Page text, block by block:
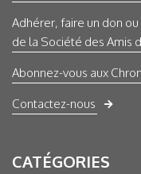
Adhérer, faire un don
de la Société des Amis
Abonnez-vous aux
Contactez-nous
CATÉGORIES